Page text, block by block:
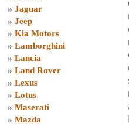
» Jaguar
» Jeep
» Kia Motors
» Lamborghini
» Lancia
» Land Rover
» Lexus
» Lotus
» Maserati
» Mazda